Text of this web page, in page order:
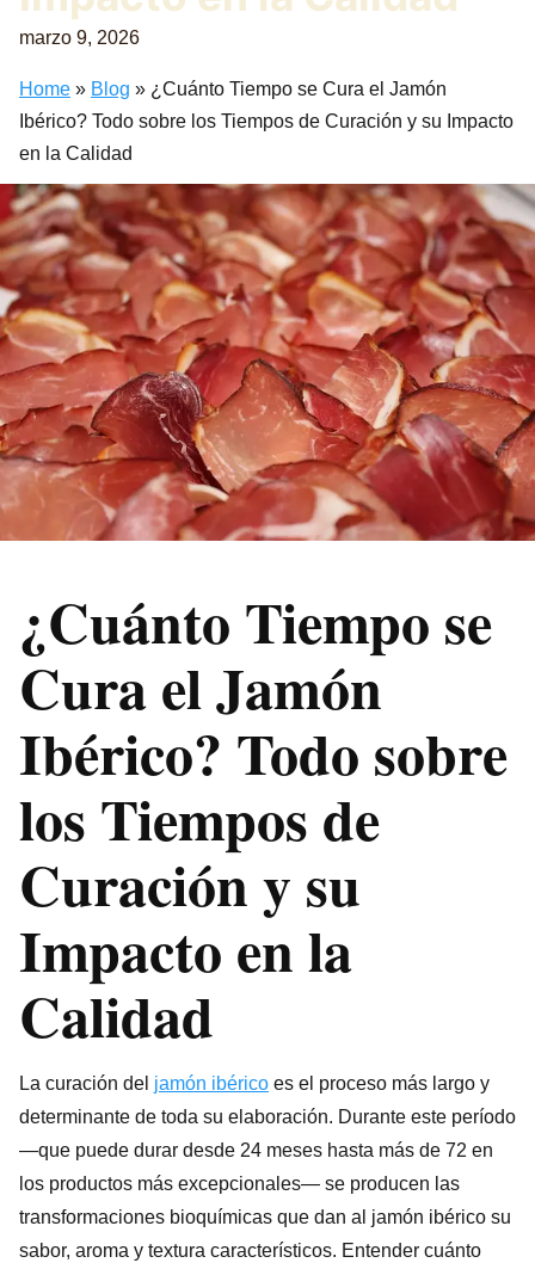
marzo 9, 2026
Home » Blog » ¿Cuánto Tiempo se Cura el Jamón
Ibérico? Todo sobre los Tiempos de Curación y su Impacto
en la Calidad
¿Cuánto Tiempo se
Cura elJamón
Ibérico? Todo sobre
los Tiempos de
Curación y su
Impacto en la
Calidad
La curación del jamón ibérico es el proceso más largo y
determinante de toda su elaboración. Durante este período
—que puede durar desde 24 meses hasta más de 72 en
los productos más excepcionales— se producen las
transformaciones bioquímicas que dan al jamón ibérico su
sabor, aroma y textura característicos. Entender cuánto